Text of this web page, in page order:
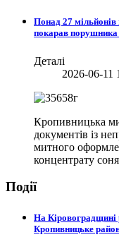
Понад 27
покарав
Деталі
2026-06-11
Кропивницька
документів із
митного
концентрату
Події
На Кіровоградщині
Кропивницьке